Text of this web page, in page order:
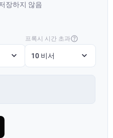
장하지 않음
프록시 시간 초과
10 비서